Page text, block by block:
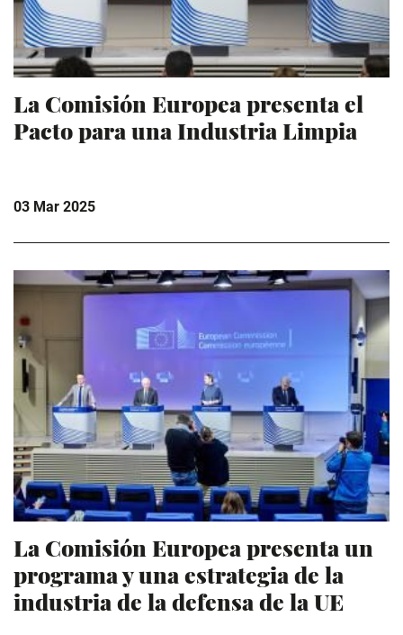
La Comisión Europea presenta el
Pacto para una Industria Limpia
03 Mar 2025
La Comisión Europea presenta un
programa y una estrategia de la
industria de la defensa de la UE